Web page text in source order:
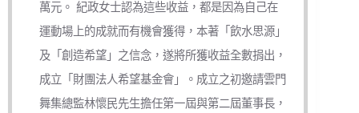
萬元。 紀政女士認為這些收益，都是因為自己在
運動場上的成就而有機會獲得，本著「飲水思源」
及「創造希望」之信念，遂將所獲收益全數捐出，
成立「財團法人希望基金會」。成立之初邀請雲門
舞集總監林懷民先生擔任第一屆與第二屆董事長，